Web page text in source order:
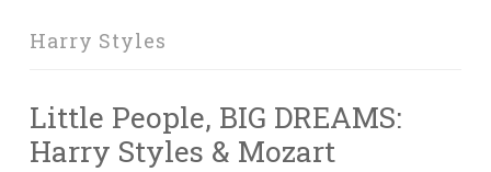
Harry Styles
Little People, BIG DREAMS:
Harry Styles & Mozart